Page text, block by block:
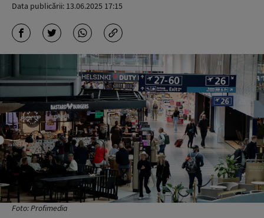
Data publicării: 13.06.2025 17:15
Foto: Profimedia